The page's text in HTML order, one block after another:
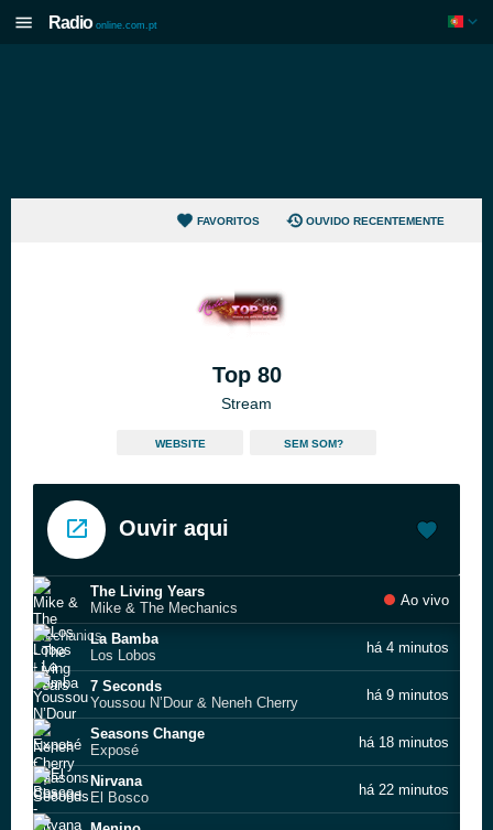
Radio online.com.pt
FAVORITOS OUVIDO RECENTEMENTE
Top 80
Stream
WEBSITE SEM SOM?
Ouvir aqui
The Living Years
Mike & The Mechanics
Ao vivo
La Bamba
Los Lobos
há 4 minutos
7 Seconds
Youssou N’Dour & Neneh Cherry
há 9 minutos
Seasons Change
Exposé
há 18 minutos
Nirvana
El Bosco
há 22 minutos